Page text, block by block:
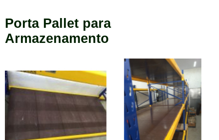
Porta Pallet para
Armazenamento